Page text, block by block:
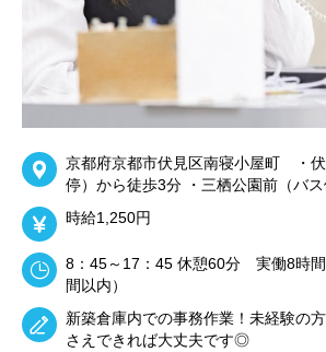
京都府京都市伏見区南寝小屋町 ・
停）から徒歩3分 ・三栖公園前（バ
時給1,250円
8：45～17：45 休憩60分 実働8時
間以内）
新築倉庫内での事務作業！未経験の
さえできれば大丈夫です◎